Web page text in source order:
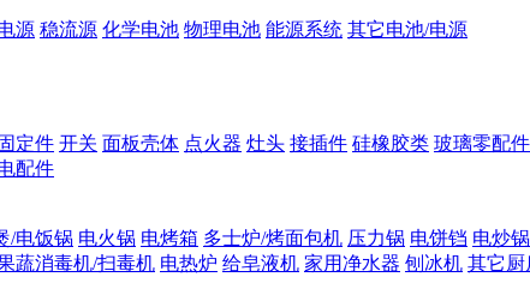
源 稳流源 化学电池 物理电池 能源系统 其它电池/电源
固定件 开关 面板壳体 点火器 灶头 接插件 硅橡胶类 玻璃零配件
配件
/电饭锅 电火锅 电烤箱 多士炉/烤面包机 压力锅 电饼铛 电炒
蔬消毒机/扫毒机 电热炉 给皂液机 家用净水器 刨冰机 其它厨